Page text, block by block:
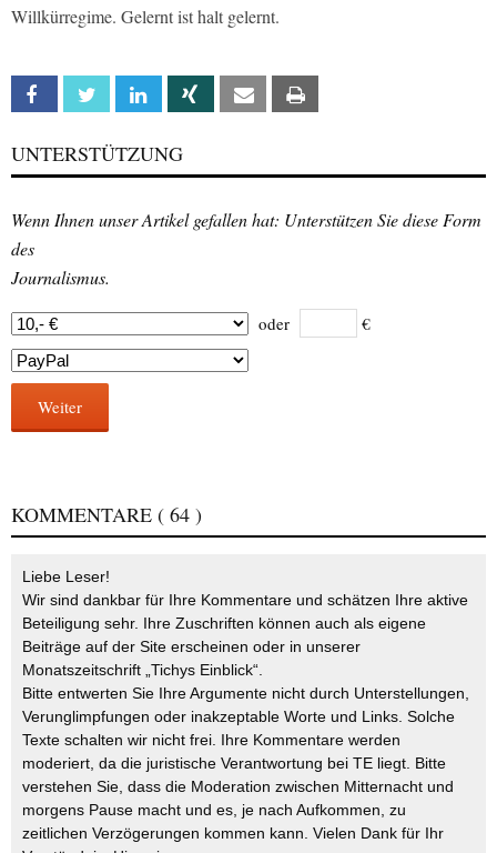
Willkürregime. Gelernt ist halt gelernt.
Facebook Twitter Linkedin Xing Email
UNTERSTÜTZUNG
Wenn Ihnen unser Artikel gefallen hat: Unterstützen Sie diese Form
des
Journalismus.
oder €
Weiter
KOMMENTARE ( 64 )
Liebe Leser!
Wir sind dankbar für Ihre Kommentare und schätzen Ihre aktive
Beteiligung sehr. Ihre Zuschriften können auch als eigene
Beiträge auf der Site erscheinen oder in unserer
Monatszeitschrift „Tichys Einblick“.
Bitte entwerten Sie Ihre Argumente nicht durch Unterstellungen,
Verunglimpfungen oder inakzeptable Worte und Links. Solche
Texte schalten wir nicht frei. Ihre Kommentare werden
moderiert, da die juristische Verantwortung bei TE liegt. Bitte
verstehen Sie, dass die Moderation zwischen Mitternacht und
morgens Pause macht und es, je nach Aufkommen, zu
zeitlichen Verzögerungen kommen kann. Vielen Dank für Ihr